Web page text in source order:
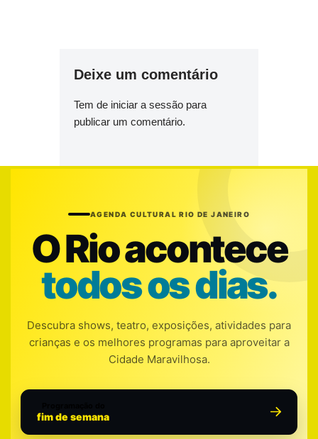
Deixe um comentário
Tem de iniciar a sessão para
publicar um comentário.
AGENDA CULTURAL RIO DE JANEIRO
O Rio acontece
todos os dias.
Descubra shows, teatro, exposições, atividades para
crianças e os melhores programas para aproveitar a
Cidade Maravilhosa.
fim de semana